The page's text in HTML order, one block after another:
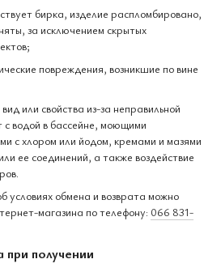
бирка, изделие распломбировано,
за исключением скрытых
повреждения, возникшие по вине
или свойства из-за неправильной
с водой в бассейне, моющими
с хлором или йодом, кремами и мазями
ее соединений, а также воздействие
обмена и возврата можно
магазина по телефону: 066 831-
получении